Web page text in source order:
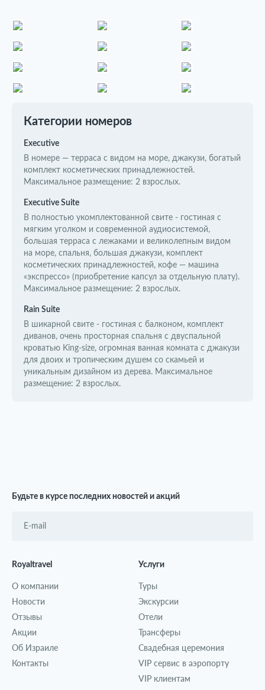
Категории номеров
Executive
В номере — терраса с видом на море, джакузи, богатый
комплект косметических принадлежностей.
Максимальное размещение: 2 взрослых.
Executive Suite
В полностью укомплектованной свите - гостиная с
мягким уголком и современной аудиосистемой,
большая терраса с лежаками и великолепным видом
на море, спальня, большая джакузи, комплект
косметических принадлежностей, кофе — машина
«экспрессо» (приобретение капсул за отдельную плату).
Максимальное размещение: 2 взрослых.
Rain Suite
В шикарной свите - гостиная с балконом, комплект
диванов, очень просторная спальня с двуспальной
кроватью King-size, огромная ванная комната с джакузи
для двоих и тропическим душем со скамьей и
уникальным дизайном из дерева. Максимальное
размещение: 2 взрослых.
Будьте в курсе последних новостей и акций
Royaltravel
О компании
Новости
Отзывы
Акции
Об Израиле
Контакты
Услуги
Туры
Экскурсии
Отели
Трансферы
Свадебная церемония
VIP сервис в аэропорту
VIP клиентам